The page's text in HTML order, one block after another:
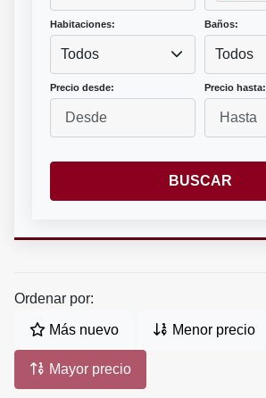
Habitaciones:
Todos
Baños:
Todos
Precio desde: Precio hasta:
BUSCAR
Ordenar por:
Más nuevo Menor precio
Mayor precio